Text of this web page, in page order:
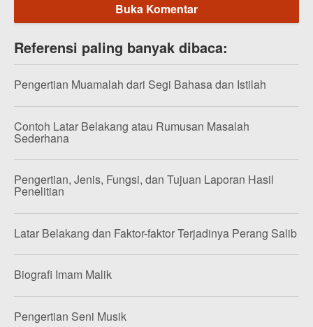
Buka Komentar
Referensi paling banyak dibaca:
Pengertian Muamalah dari Segi Bahasa dan Istilah
Contoh Latar Belakang atau Rumusan Masalah
Sederhana
Pengertian, Jenis, Fungsi, dan Tujuan Laporan Hasil
Penelitian
Latar Belakang dan Faktor-faktor Terjadinya Perang Salib
Biografi Imam Malik
Pengertian Seni Musik